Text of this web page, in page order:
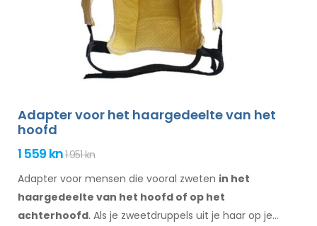
Adapter voor het haargedeelte van het
hoofd
1 559 kn1 951 kn
Adapter voor mensen die vooral zweten in het
haargedeelte van het hoofd of op het
achterhoofd. Als je zweetdruppels uit je haar op je